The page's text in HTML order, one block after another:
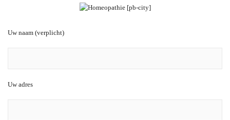
Uw naam (verplicht)
Uw adres